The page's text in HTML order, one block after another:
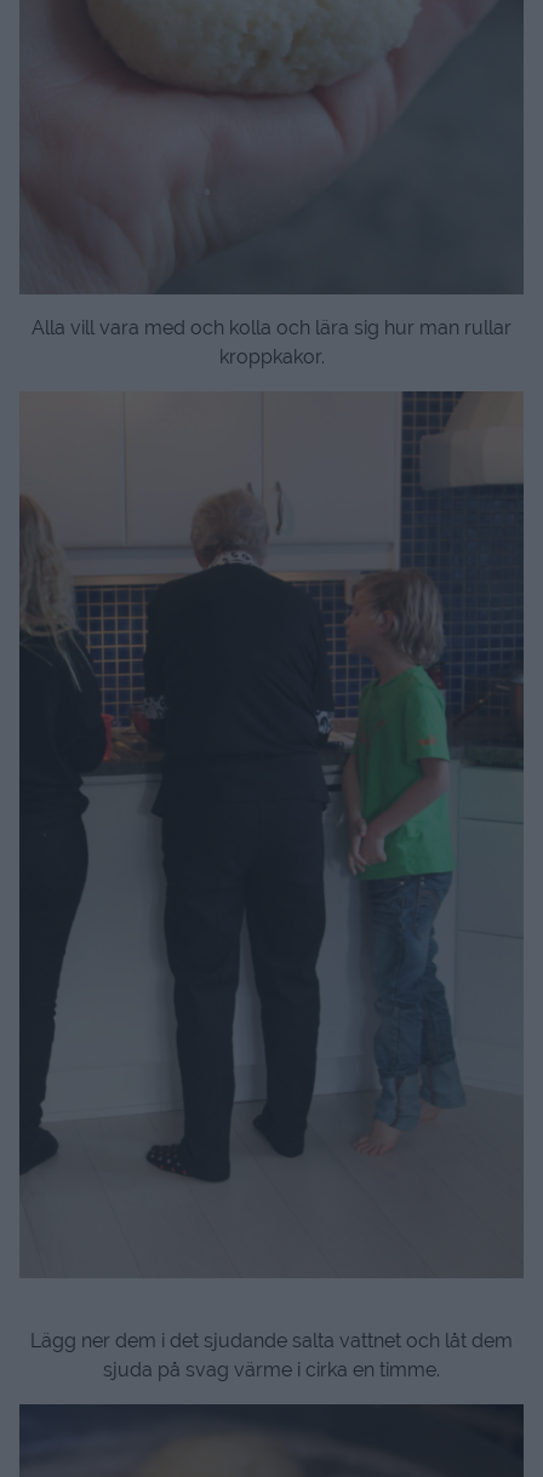
Alla vill vara med och kolla och lära sig hur man rullar
kroppkakor.
Lägg ner dem i det sjudande salta vattnet och låt dem
sjuda på svag värme i cirka en timme.